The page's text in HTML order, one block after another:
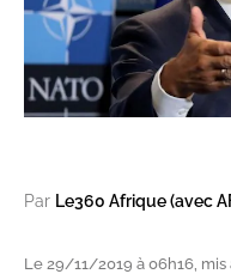
Par Le360 Afrique (avec
Le 29/11/2019 à 06h16,